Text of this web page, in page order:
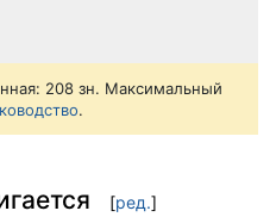
208 зн. Максимальный
.
[ред.]